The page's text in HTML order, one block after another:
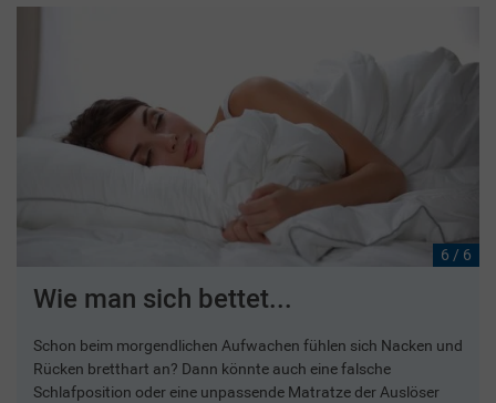
6 / 6
Wie man sich bettet...
Schon beim morgendlichen Aufwachen fühlen sich Nacken und
Rücken bretthart an? Dann könnte auch eine falsche
Schlafposition oder eine unpassende Matratze der Auslöser